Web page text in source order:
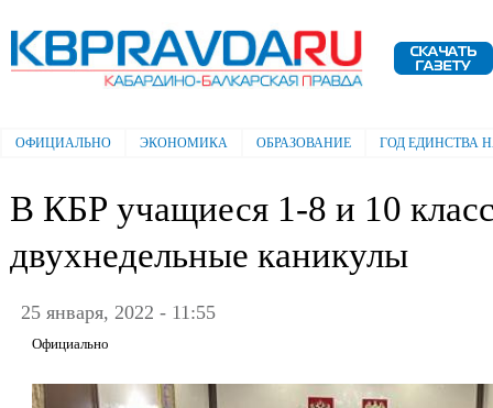
Электронная газета "Кабардино-
Балкарская правда"
Главное меню
ОФИЦИАЛЬНО ЭКОНОМИКА ОБРАЗОВАНИЕ ГОД ЕДИНСТВА
В КБР учащиеся 1-8 и 10
двухнедельные каникулы
25 января, 2022 - 11:55
Официально